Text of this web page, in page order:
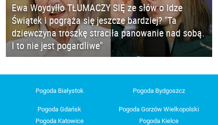
Ewa Woydyłło TŁUMACZY SIĘ ze słów o Idze
Świątek i pogrąża się jeszcze bardziej? "Ta
dziewczyna troszkę straciła panowanie nad sobą.
I to nie jest pogardliwe"
Pogoda Białystok Pogoda Bydgoszcz
Pogoda Gdańsk
Pogoda Gorzów Wielkopolski
Pogoda Katowice
Pogoda Kielce